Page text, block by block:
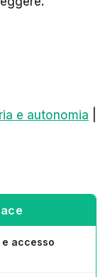
e autonomia
accesso